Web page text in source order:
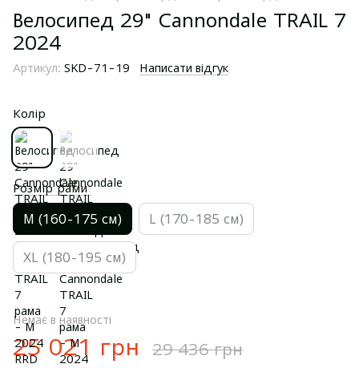
Велосипед 29" Cannondale TRAIL 7
2024
Артикул: SKD-71-19 Написати відгук
Колір
Розмір рами
M (160-175 см) L (170-185 см)
XL (180-195 см)
Немає в наявності
25 021 грн 29 436 грн